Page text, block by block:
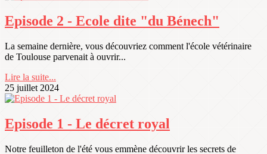
Episode 2 - Ecole dite "du Bénech"
La semaine dernière, vous découvriez comment l'école vétérinaire
de Toulouse parvenait à ouvrir...
Lire la suite...
25 juillet 2024
Episode 1 - Le décret royal
Notre feuilleton de l'été vous emmène découvrir les secrets de